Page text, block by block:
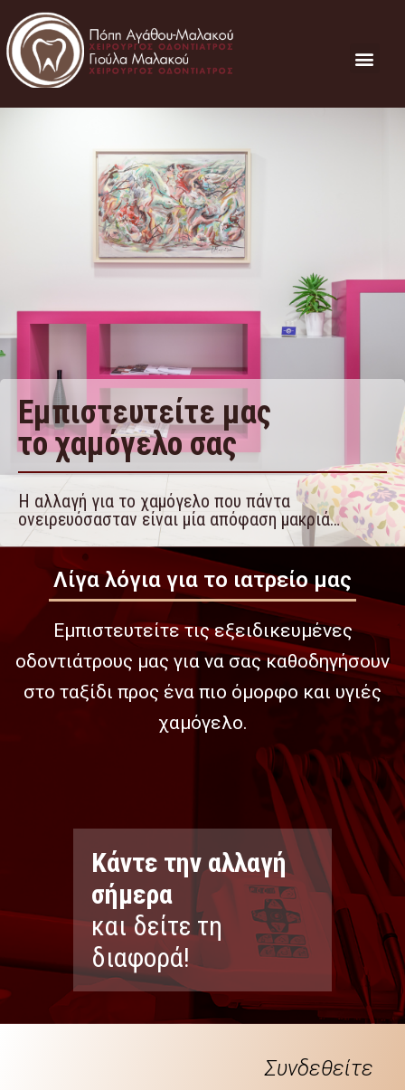
Eμπιστευτείτε μας
το χαμόγελο σας
Η αλλαγή για το χαμόγελο που πάντα
ονειρευόσασταν είναι μία απόφαση μακριά…
Λίγα λόγια για το ιατρείο μας
Εμπιστευτείτε τις εξειδικευμένες
οδοντιάτρους μας για να σας καθοδηγήσουν
στο ταξίδι προς ένα πιο όμορφο και υγιές
χαμόγελο.
Κάντε την αλλαγή
σήμερα
και δείτε τη
διαφορά!
Συνδεθείτε